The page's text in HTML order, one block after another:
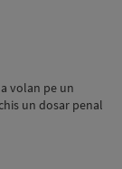
volan pe un
un dosar penal